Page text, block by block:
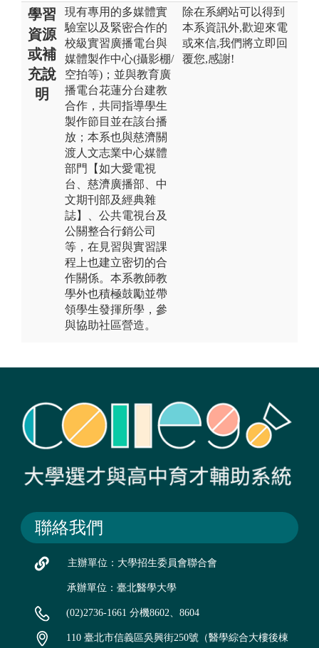
學習
資源
或補
充說
明
現有專用的多媒體實
驗室以及緊密合作的
校級實習廣播電台與
媒體製作中心(攝影棚/
空拍等)；並與教育廣
播電台花蓮分台建教
合作，共同指導學生
製作節目並在該台播
放；本系也與慈濟關
渡人文志業中心媒體
部門【如大愛電視
台、慈濟廣播部、中
文期刊部及經典雜
誌】、公共電視台及
公關整合行銷公司
等，在見習與實習課
程上也建立密切的合
作關係。本系教師教
學外也積極鼓勵並帶
領學生發揮所學，參
與協助社區營造。
除在系網站可以得到
本系資訊外,歡迎來電
或來信,我們將立即回
覆您,感謝!
聯絡我們
主辦單位：大學招生委員會聯合會
承辦單位：臺北醫學大學
(02)2736-1661 分機8602、8604
110 臺北市信義區吳興街250號（醫學綜合大樓後棟